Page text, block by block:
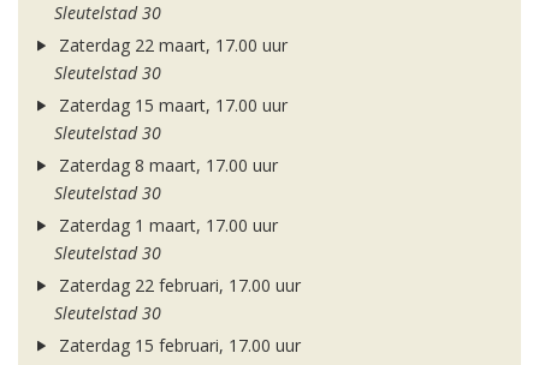
Sleutelstad 30
Zaterdag 22 maart, 17.00 uur
Sleutelstad 30
Zaterdag 15 maart, 17.00 uur
Sleutelstad 30
Zaterdag 8 maart, 17.00 uur
Sleutelstad 30
Zaterdag 1 maart, 17.00 uur
Sleutelstad 30
Zaterdag 22 februari, 17.00 uur
Sleutelstad 30
Zaterdag 15 februari, 17.00 uur